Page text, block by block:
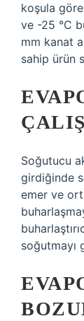
koşula göre
ve -25 °C
mm kanat
sahip ürün
Soğutucu
girdiğinde
emer ve
soğutmayı